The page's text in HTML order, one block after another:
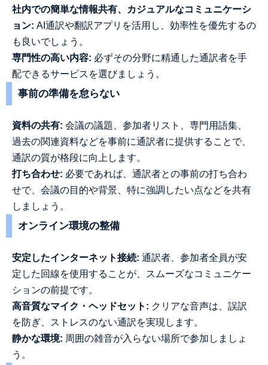
社内での簡単な情報共有、カジュアルなコミュニケーシ
ョン: AI通訳や翻訳アプリを活用し、効率性を優先するの
も良いでしょう。
専門性の高い内容: 必ずその分野に精通した通訳者を手
配できるサービスを選びましょう。
事前の準備を怠らない
資料の共有: 会議の議題、参加者リスト、専門用語集、
過去の関連資料などを事前に通訳者に提供することで、
通訳の質が格段に向上します。
打ち合わせ: 必要であれば、通訳者との事前の打ち合わ
せで、会議の目的や背景、特に強調したい点などを共有
しましょう。
オンライン環境の整備
安定したインターネット接続: 通訳者、参加者全員が安
定した回線を使用することが、スムーズなコミュニケー
ションの前提です。
高音質なマイク・ヘッドセット: クリアな音声は、誤訳
を防ぎ、ストレスのない通訳を実現します。
静かな環境: 周囲の雑音が入らない場所で参加しましょ
う。